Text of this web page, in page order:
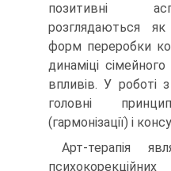
позитивні
розглядаються
форм переробки
динаміці
впливів. У роботі
головні
(гармонізації) і
Арт-терапія